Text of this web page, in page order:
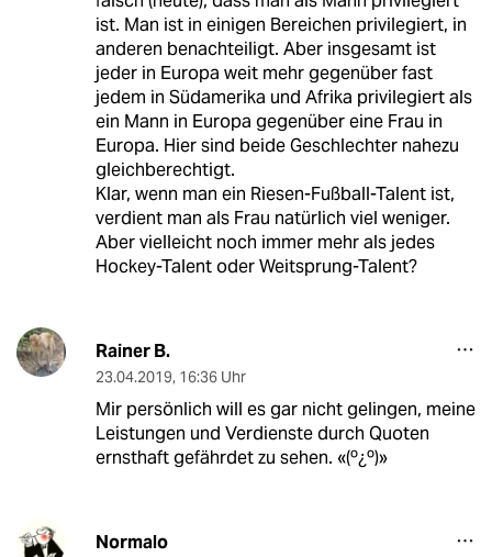
ist. Man ist in einigen Bereichen privilegiert, in
anderen benachteiligt. Aber insgesamt ist
jeder in Europa weit mehr gegenüber fast
jedem in Südamerika und Afrika privilegiert als
ein Mann in Europa gegenüber eine Frau in
Europa. Hier sind beide Geschlechter nahezu
gleichberechtigt.
Klar, wenn man ein Riesen-Fußball-Talent ist,
verdient man als Frau natürlich viel weniger.
Aber vielleicht noch immer mehr als jedes
Hockey-Talent oder Weitsprung-Talent?
Rainer B.
23.04.2019, 16:36 Uhr
Mir persönlich will es gar nicht gelingen, meine
Leistungen und Verdienste durch Quoten
ernsthaft gefährdet zu sehen. «(º¿º)»
Normalo